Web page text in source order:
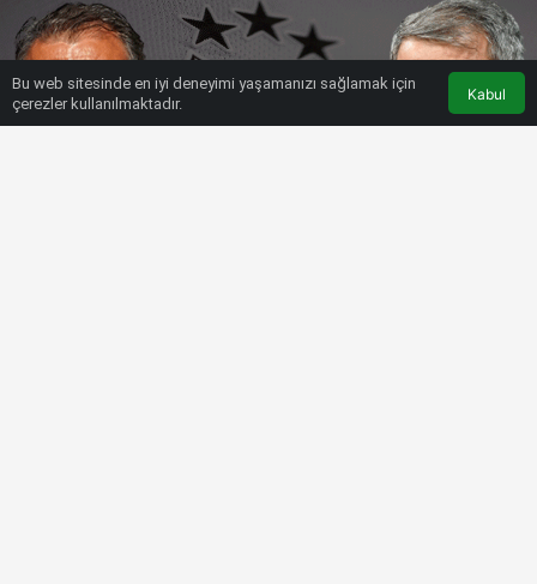
Bu web sitesinde en iyi deneyimi yaşamanızı sağlamak için
çerezler kullanılmaktadır.
Kabul